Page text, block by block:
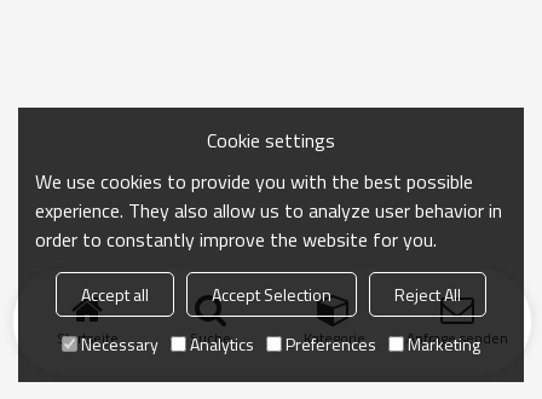
Startseite Suche Kategorie Anfrage senden
Cookie settings
We use cookies to provide you with the best possible
experience. They also allow us to analyze user behavior in
order to constantly improve the website for you.
Accept all Accept Selection
Reject All
Necessary
Analytics Preferences Marketing